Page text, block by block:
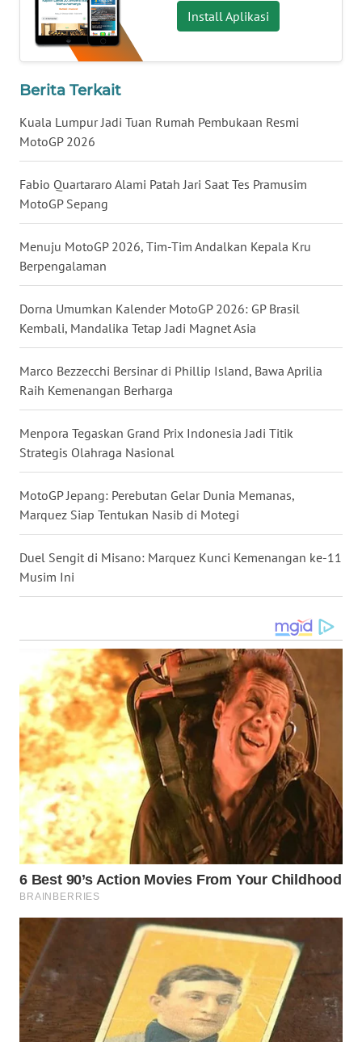
Install Aplikasi
Berita Terkait
Kuala Lumpur Jadi Tuan Rumah Pembukaan Resmi
MotoGP 2026
Fabio Quartararo Alami Patah Jari Saat Tes Pramusim
MotoGP Sepang
Menuju MotoGP 2026, Tim-Tim Andalkan Kepala Kru
Berpengalaman
Dorna Umumkan Kalender MotoGP 2026: GP Brasil
Kembali, Mandalika Tetap Jadi Magnet Asia
Marco Bezzecchi Bersinar di Phillip Island, Bawa Aprilia
Raih Kemenangan Berharga
Menpora Tegaskan Grand Prix Indonesia Jadi Titik
Strategis Olahraga Nasional
MotoGP Jepang: Perebutan Gelar Dunia Memanas,
Marquez Siap Tentukan Nasib di Motegi
Duel Sengit di Misano: Marquez Kunci Kemenangan ke-11
Musim Ini
WN
JATENG
WN
NUSANTARA
WN
JOGJA
WN
WN
WN
KALBAR
KALTENG
WN
KALTARA
WN
KALSEL
WN
KALTIM
SULSEL
WN
GORONTALO
WN
SULUT
WN
MALUKU
WN
MALUT
WN
DAIRI
WN
DANAU
TOBA